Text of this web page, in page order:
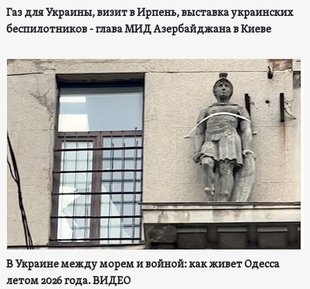
Газ для Украины, визит в Ирпень, выставка украинских
беспилотников - глава МИД Азербайджана в Киеве
В Украине между морем и войной: как живет Одесса
летом 2026 года. ВИДЕО